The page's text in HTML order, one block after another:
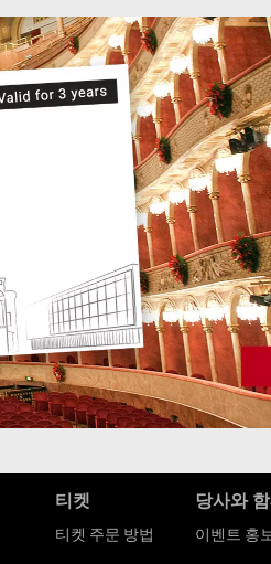
티켓
티켓 주문 방법
당사와
이벤트 홍